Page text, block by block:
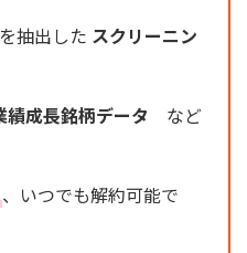
抽出した スクリーニン
成長銘柄データ など
、いつでも解約可能で